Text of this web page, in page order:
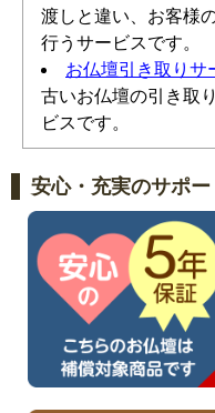
渡しと違い、お客様
行うサービスです。
お仏壇引き取りサ
古いお仏壇の引き取
ビスです。
安心・充実のサポー